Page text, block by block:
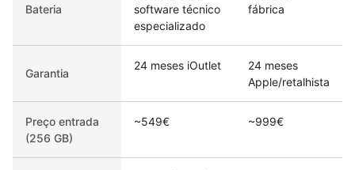
Bateria
software técnico
especializado
fábrica
Garantia
24 meses iOutlet
24 meses
Apple/retalhista
Preço entrada
(256 GB)
~549€ ~999€